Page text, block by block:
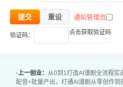
吃透Codex的核心功能与运行逻
掌握本地文件自动化、批量任务
解锁Codex视频制作玩法，拓展
提交 重设 通知管理员
验证码： 点击获取验证码
·上一创业： 从0到1打造AI漫剧全流程实
配音+批量产出，打通AI漫剧从零创作